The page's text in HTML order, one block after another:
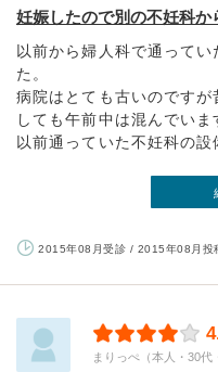
妊娠したので別の不妊科か
以前から婦人科で通って
た。
病院はとても古いのです
しても午前中は混んでいま
以前通っていた不妊科の
2015年08月受診 / 2015年08月投
まりっぺ（本人・30代